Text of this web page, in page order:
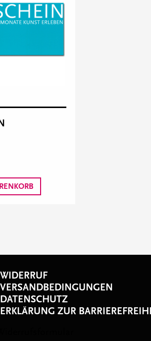
WIDERRUF
VERSANDBEDINGUNGEN
DATENSCHUTZ
ERKLÄRUNG ZUR